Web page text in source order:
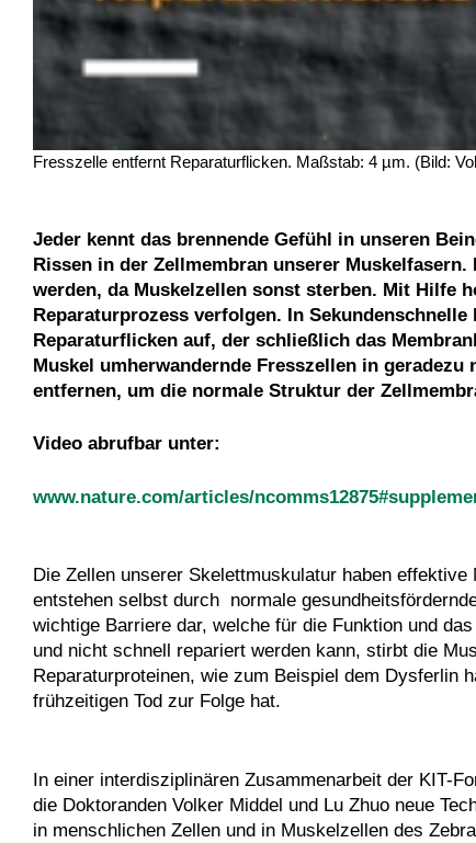
Fresszelle entfernt Reparaturflicken. Maßstab: 4 µm. (Bild:
Jeder kennt das brennende Gefühl in unseren
Rissen in der Zellmembran unserer
werden, da Muskelzellen sonst sterben. Mit Hilfe
Reparaturprozess verfolgen. In
Reparaturflicken auf, der schließlich das
Muskel umherwandernde Fresszellen in
entfernen, um die normale Struktur der
Video abrufbar unter:
www.nature.com/articles/
Die Zellen unserer Skelettmuskulatur haben
entstehen selbst durch normale
wichtige Barriere dar, welche für die Funktion und
und nicht schnell repariert werden kann, stirbt die
Reparaturproteinen, wie zum Beispiel dem Dysferlin
frühzeitigen Tod zur Folge hat.
In einer interdisziplinären Zusammenarbeit der KIT-
die Doktoranden Volker Middel und Lu Zhuo neue
in menschlichen Zellen und in Muskelzellen des